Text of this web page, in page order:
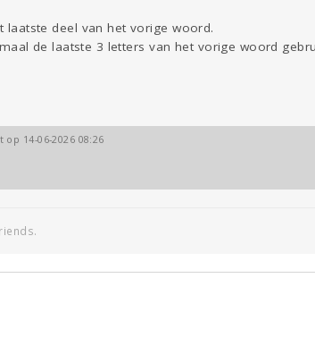
laatste deel van het vorige woord.
de laatste 3 letters van het vorige woord
14-06-2026 08:26